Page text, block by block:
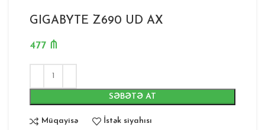
GIGABYTE Z690 UD AX
477 ₼
SƏBƏTƏ AT
Müqayisə İstək siyahısı